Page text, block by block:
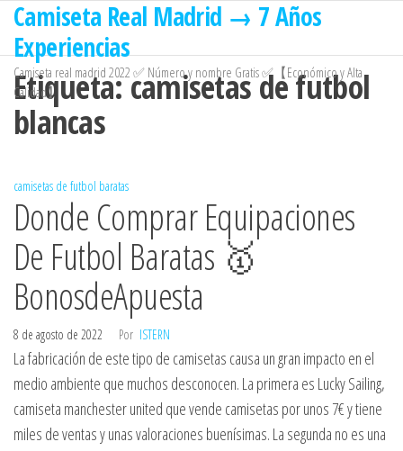
Saltar
contenido
Camiseta Real Madrid → 7 Años
Experiencias
Camiseta real madrid 2022 ✅ Número y nombre Gratis ✅【Económico y Alta
Calidad】
Etiqueta:camisetas de futbol
blancas
camisetas de futbol baratas
Donde Comprar Equipaciones
De Futbol Baratas 🥇
BonosdeApuesta
8 de agosto de 2022 Por ISTERN
La fabricación de este tipo de camisetas causa un gran impacto en el
medio ambiente que muchos desconocen. La primera es Lucky Sailing,
camiseta manchester united que vende camisetas por unos 7€ y tiene
miles de ventas y unas valoraciones buenísimas. La segunda no es una